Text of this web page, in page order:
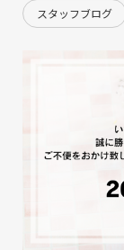
スタッフブログ